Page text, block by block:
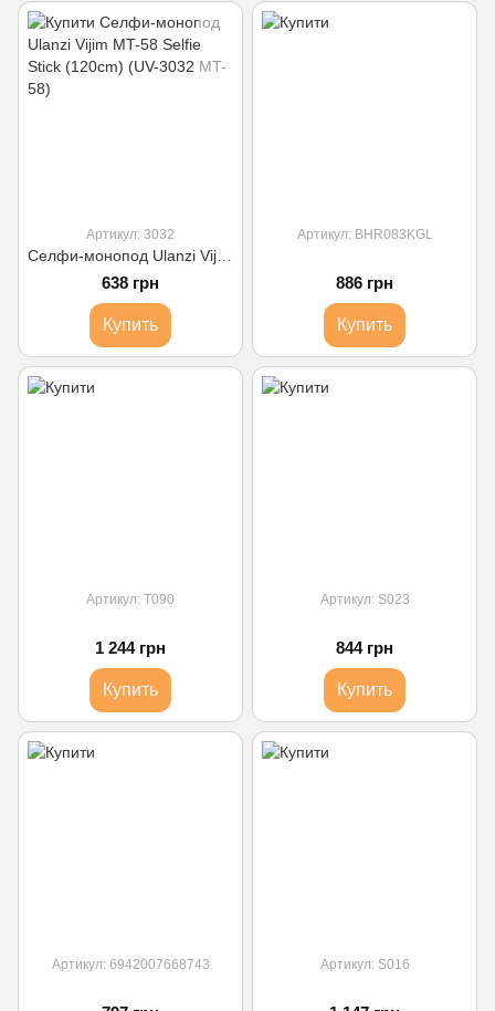
Артикул: 3032
638 грн
Купить
Артикул: BHR083KGL
886 грн
Купить
Артикул: T090
1 244 грн
Купить
Артикул: S023
844 грн
Купить
Артикул: 6942007668743 Артикул: S016